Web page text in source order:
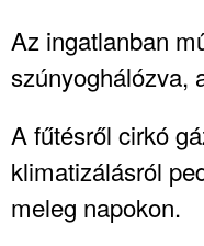
Az ingatlanban
szúnyoghálózva,
A fűtésről cirkó
klimatizálásról
meleg napokon.